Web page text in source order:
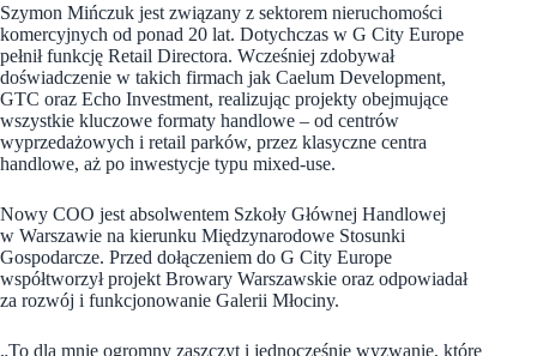
Szymon Mińczuk jest związany z sektorem nieruchomości
komercyjnych od ponad 20 lat. Dotychczas w G City Europe
pełnił funkcję Retail Directora. Wcześniej zdobywał
doświadczenie w takich firmach jak Caelum Development,
GTC oraz Echo Investment, realizując projekty obejmujące
wszystkie kluczowe formaty handlowe – od centrów
wyprzedażowych i retail parków, przez klasyczne centra
handlowe, aż po inwestycje typu mixed-use.
Nowy COO jest absolwentem Szkoły Głównej Handlowej
w Warszawie na kierunku Międzynarodowe Stosunki
Gospodarcze. Przed dołączeniem do G City Europe
współtworzył projekt Browary Warszawskie oraz odpowiadał
za rozwój i funkcjonowanie Galerii Młociny.
„To dla mnie ogromny zaszczyt i jednocześnie wyzwanie, które